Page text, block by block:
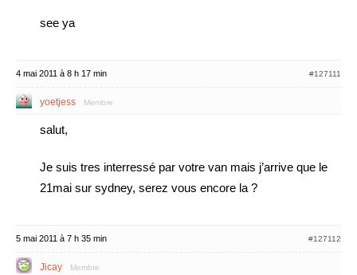
see ya
4 mai 2011 à 8 h 17 min #127111
yoetjess Membre
salut,
Je suis tres interressé par votre van mais j’arrive que le
21mai sur sydney, serez vous encore la ?
5 mai 2011 à 7 h 35 min #127112
Jicay Membre